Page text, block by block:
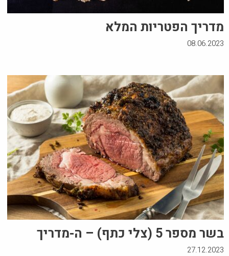
מדריך הפטריות המלא
08.06.2023
בשר מספר 5 (צלי כתף) – ה-מדריך
27.12.2023